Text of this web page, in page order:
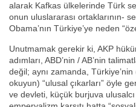
alarak Kafkas ülkelerinde Türk
onun uluslararası ortaklarının-
Obama’nın Türkiye’ye neden
Unutmamak gerekir ki, AKP
adımları, ABD’nin / AB’nin
değil; aynı zamanda,
okuyun) “ulusal çıkarları” öyle
ve devleti, küçük burjuva